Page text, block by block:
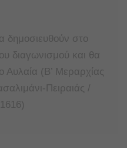
δημοσιευθούν στο
διαγωνισμού και θα
Αυλαία (Β’ Μεραρχίας
Πειραιάς /